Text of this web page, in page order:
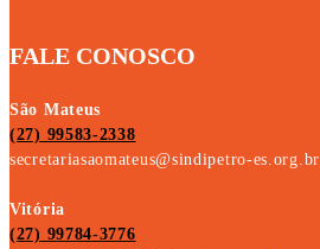
FALE CONOSCO
São Mateus
(27) 99583-2338
secretariasaomateus@sindipetro-es.org.br
Vitória
(27) 99784-3776